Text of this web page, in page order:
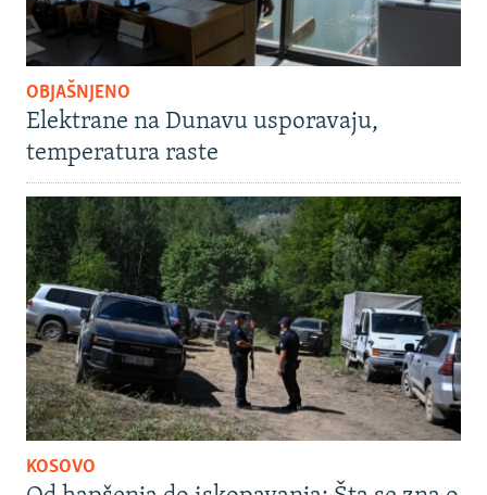
OBJAŠNJENO
Elektrane na Dunavu usporavaju,
temperatura raste
KOSOVO